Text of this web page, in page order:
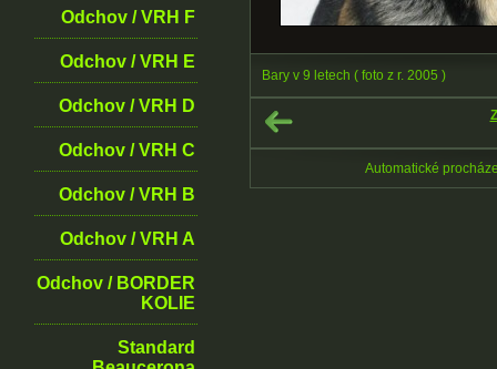
Odchov / VRH F
Odchov / VRH E
Odchov / VRH D
Odchov / VRH C
Odchov / VRH B
Odchov / VRH A
Odchov / BORDER
KOLIE
Standard
Bary v 9 letech ( foto z r. 2005 )
Automatické